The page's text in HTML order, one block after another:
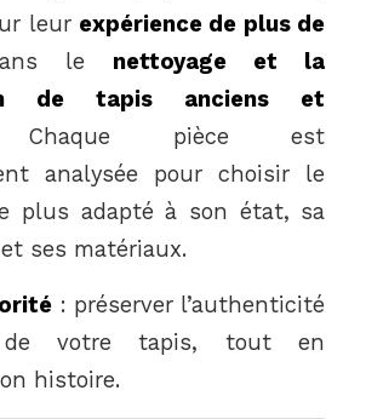
leur expérience de plus de
le nettoyage et la
de tapis anciens et
pièce est
analysée pour choisir le
plus adapté à son état, sa
ses matériaux.
: préserver l’authenticité
votre tapis, tout en
histoire.